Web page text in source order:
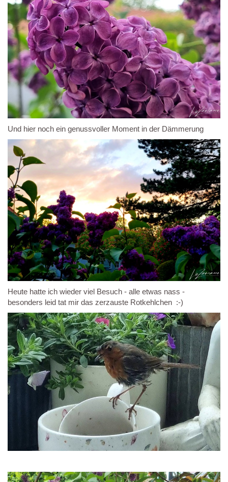
Und hier noch ein genussvoller Moment in der Dämmerung
Heute hatte ich wieder viel Besuch - alle etwas nass -
besonders leid tat mir das zerzauste Rotkehlchen :-)